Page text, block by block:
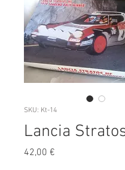
SKU: Kt-14
Lancia
42,00 €